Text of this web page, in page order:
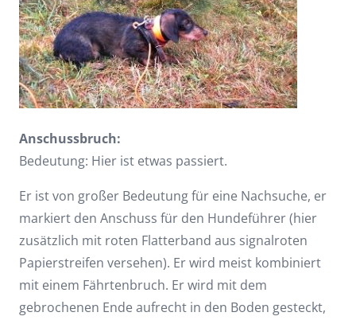
Anschussbruch:
Bedeutung: Hier ist etwas passiert.
Er ist von großer Bedeutung für eine Nachsuche, er
markiert den Anschuss für den Hundeführer (hier
zusätzlich mit roten Flatterband aus signalroten
Papierstreifen versehen). Er wird meist kombiniert
mit einem Fährtenbruch. Er wird mit dem
gebrochenen Ende aufrecht in den Boden gesteckt,